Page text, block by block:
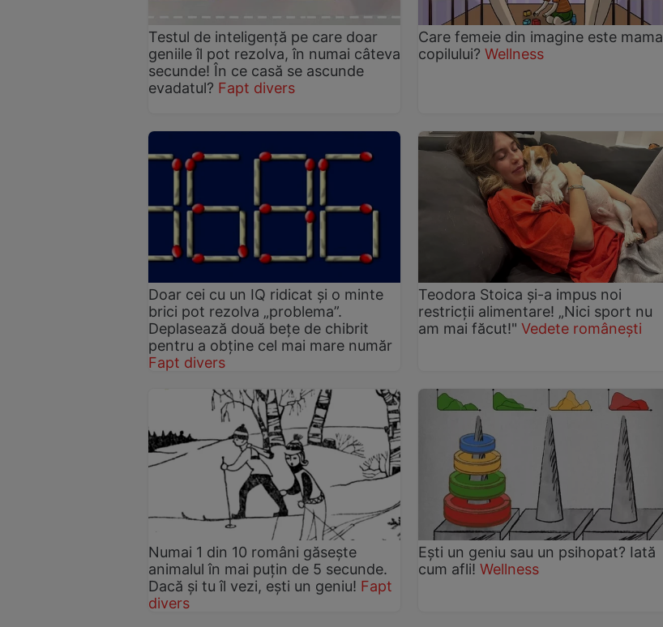
Testul de inteligență pe care doar
geniile îl pot rezolva, în numai câteva
secunde! În ce casă se ascunde
evadatul? Fapt divers
Care femeie din imagine este mama
copilului? Wellness
Doar cei cu un IQ ridicat și o minte
brici pot rezolva „problema”.
Deplasează două bețe de chibrit
pentru a obține cel mai mare număr
Fapt divers
Teodora Stoica și-a impus noi
restricții alimentare! „Nici sport nu
am mai făcut!" Vedete românești
Numai 1 din 10 români găsește
animalul în mai puțin de 5 secunde.
Dacă și tu îl vezi, ești un geniu! Fapt
divers
Eşti un geniu sau un psihopat? Iată
cum afli! Wellness